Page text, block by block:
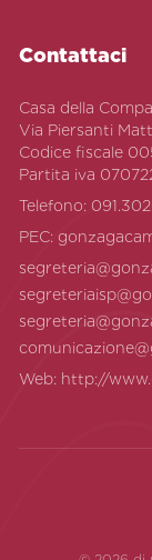
Contattaci
Casa della
Via Piersanti
Codice fiscale
Partita iva
Telefono:
PEC:
Web: http://